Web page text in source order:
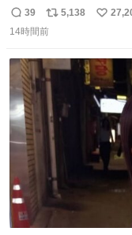
ままキーホルダーに
行きな 何も加工せず
返
信
39
リ
ポ
ト
数
5,138
い
数
14時間前